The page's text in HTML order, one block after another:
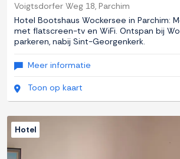
Voigtsdorfer Weg 18, Parchim
Hotel Bootshaus Wockersee in Parchim:
met flatscreen-tv en WiFi. Ontspan bij
parkeren, nabij Sint-Georgenkerk.
Meer informatie
Toon op kaart
Hotel